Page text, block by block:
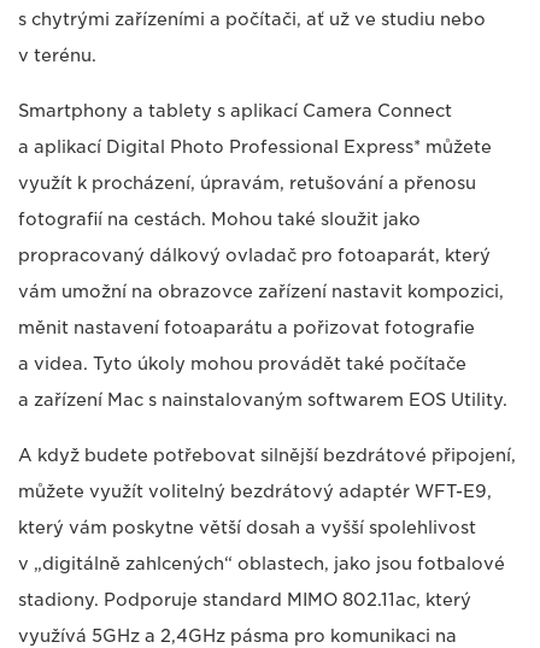
s chytrými zařízeními a počítači, ať už ve studiu nebo
v terénu.
Smartphony a tablety s aplikací Camera Connect
a aplikací Digital Photo Professional Express* můžete
využít k procházení, úpravám, retušování a přenosu
fotografií na cestách. Mohou také sloužit jako
propracovaný dálkový ovladač pro fotoaparát, který
vám umožní na obrazovce zařízení nastavit kompozici,
měnit nastavení fotoaparátu a pořizovat fotografie
a videa. Tyto úkoly mohou provádět také počítače
a zařízení Mac s nainstalovaným softwarem EOS Utility.
A když budete potřebovat silnější bezdrátové připojení,
můžete využít volitelný bezdrátový adaptér WFT-E9,
který vám poskytne větší dosah a vyšší spolehlivost
v „digitálně zahlcených“ oblastech, jako jsou fotbalové
stadiony. Podporuje standard MIMO 802.11ac, který
využívá 5GHz a 2,4GHz pásma pro komunikaci na